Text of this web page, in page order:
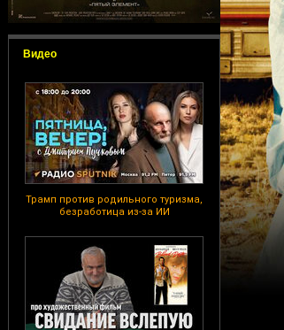
Видео
Трамп против родильного туризма,
безработица из-за ИИ